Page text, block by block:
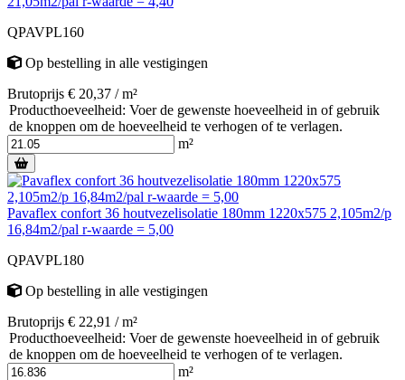
QPAVPL160
Op bestelling in alle vestigingen
Brutoprijs € 20,37 / m²
Producthoeveelheid: Voer de gewenste hoeveelheid in of gebruik
de knoppen om de hoeveelheid te verhogen of te verlagen.
m²
Pavaflex confort 36 houtvezelisolatie 180mm 1220x575 2,105m2/p
16,84m2/pal r-waarde = 5,00
QPAVPL180
Op bestelling in alle vestigingen
Brutoprijs € 22,91 / m²
Producthoeveelheid: Voer de gewenste hoeveelheid in of gebruik
de knoppen om de hoeveelheid te verhogen of te verlagen.
m²